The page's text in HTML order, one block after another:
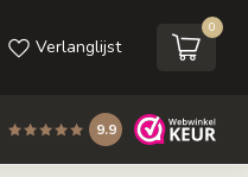
Verlanglijst
0
9.9